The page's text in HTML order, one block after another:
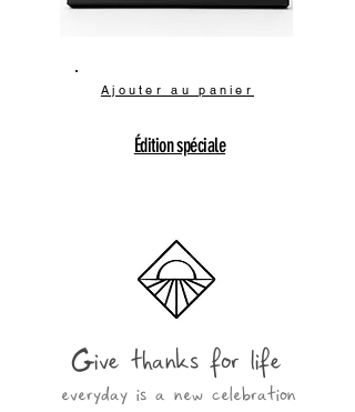
Ajouter au panier
Édition spéciale
Give thanks for life
everyday is a new celebration